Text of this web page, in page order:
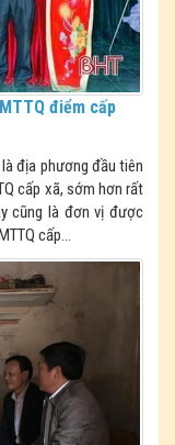
điểm cấp
địa phương đầu tiên
cấp xã, sớm hơn rất
cũng là đơn vị được
cấp...